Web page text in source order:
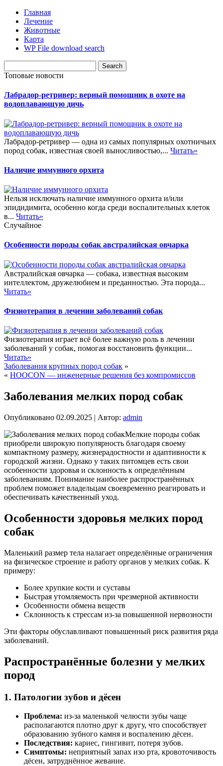
Главная
Лечение
Животные
Карта
WP File download search
Топовые новости
Лабрадор-ретривер: верный помощник в охоте на
водоплавающую дичь
Лабрадор-ретривер — одна из самых популярных охотничьих
пород собак, известная своей выносливостью,... Читать»
Наличие иммунного орхита
Нельзя исключать наличие иммунного орхита и/или
эпидидимита, особенно когда среди воспалительных клеток
в... Читать»
Случайное
Особенности породы собак австралийская овчарка
Австралийская овчарка — собака, известная высоким
интеллектом, дружелюбием и преданностью. Эта порода...
Читать»
Физиотерапия в лечении заболеваний собак
Физиотерапия играет всё более важную роль в лечении
заболеваний у собак, помогая восстановить функции...
Читать»
Заболевания крупных пород собак »
« HOOCON — инженерные решения без компромиссов
Заболевания мелких пород собак
Опубликовано 02.09.2025 | Автор: admin
Мелкие породы собак
приобрели широкую популярность благодаря своему
компактному размеру, жизнерадостности и адаптивности к
городской жизни. Однако у таких питомцев есть свои
особенности здоровья и склонность к определённым
заболеваниям. Понимание наиболее распространённых
проблем поможет владельцам своевременно реагировать и
обеспечивать качественный уход.
Особенности здоровья мелких пород
собак
Маленький размер тела налагает определённые ограничения
на физическое строение и работу органов у мелких собак. К
примеру:
Более хрупкие кости и суставы
Быстрая утомляемость при чрезмерной активности
Особенности обмена веществ
Склонность к стрессам из-за повышенной нервозности
Эти факторы обуславливают повышенный риск развития ряда
заболеваний.
Распространённые болезни у мелких
пород
1. Патологии зубов и дёсен
Проблема: из-за маленькой челюсти зубы чаще
располагаются плотно друг к другу, что способствует
образованию зубного камня и воспалению дёсен.
Последствия: кариес, гингивит, потеря зубов.
Симптомы: неприятный запах изо рта, кровоточивость
дёсен, затруднённое жевание.